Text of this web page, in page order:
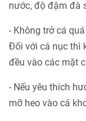
nước, độ đậm đà
- Không trở cá
Đối với cá nục thì
đều vào các mặt
- Nếu yêu thích
mỡ heo vào cá